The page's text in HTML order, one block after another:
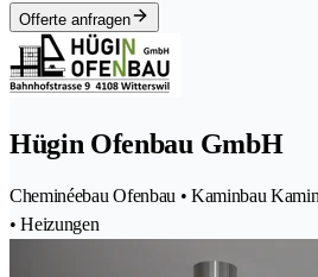
Offerte anfragen
Hügin Ofenbau GmbH
Cheminéebau Ofenbau • Kaminbau
• Heizungen